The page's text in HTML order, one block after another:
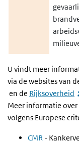
U vindt meer
via de websites van
(externe link)
en de Rijksoverheid
Meer informatie
volgens Europese
CMR -